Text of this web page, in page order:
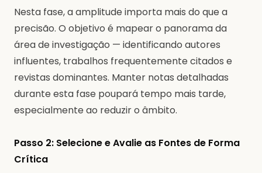
Nesta fase, a amplitude importa mais do que a
precisão. O objetivo é mapear o panorama da
área de investigação — identificando autores
influentes, trabalhos frequentemente citados e
revistas dominantes. Manter notas detalhadas
durante esta fase poupará tempo mais tarde,
especialmente ao reduzir o âmbito.
Passo 2: Selecione e Avalie as Fontes de Forma
Crítica